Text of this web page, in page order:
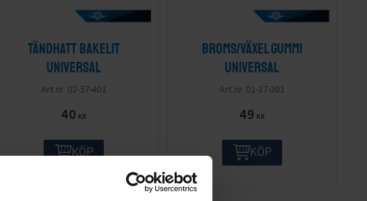
Tändhatt Bakelit
Universal
02-57-401
40 KR
KÖP
Broms/växel gummi
Universal
01-17-301
49 KR
KÖP